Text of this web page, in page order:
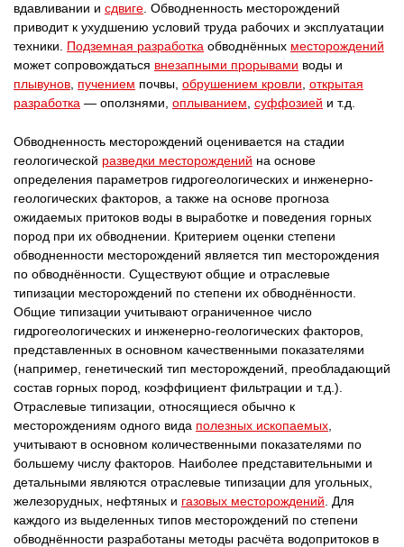
вдавливании и сдвиге . Обводненность месторождений
приводит к ухудшению условий труда рабочих и эксплуатации
техники. Подземная разработка обводнённых месторождений
может сопровождаться внезапными прорывами воды и
плывунов пучением почвы, обрушением кровли открытая
разработка — оползнями, оплыванием суффозией и т.д.
Обводненность месторождений оценивается на стадии
геологической разведки месторождений на основе
определения параметров гидрогеологических и инженерно-
геологических факторов, а также на основе прогноза
ожидаемых притоков воды в выработке и поведения горных
пород при их обводнении. Критерием оценки степени
обводненности месторождений является тип месторождения
по обводнённости. Существуют общие и отраслевые
типизации месторождений по степени их обводнённости.
Общие типизации учитывают ограниченное число
гидрогеологических и инженерно-геологических факторов,
представленных в основном качественными показателями
(например, генетический тип месторождений, преобладающий
состав горных пород, коэффициент фильтрации и т.д.).
Отраслевые типизации, относящиеся обычно к
месторождениям одного вида полезных ископаемых
учитывают в основном количественными показателями по
большему числу факторов. Наиболее представительными и
детальными являются отраслевые типизации для угольных,
железорудных, нефтяных и газовых месторождений . Для
каждого из выделенных типов месторождений по степени
обводнённости разработаны методы расчёта водопритоков в